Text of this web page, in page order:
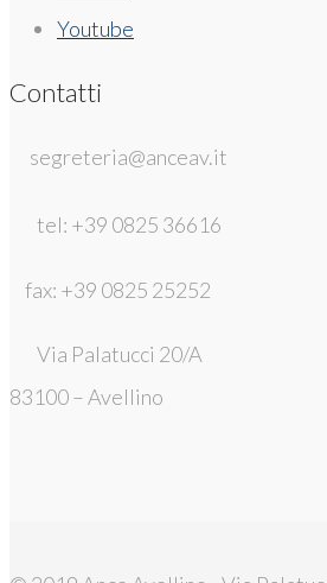
Youtube
Contatti
segreteria@anceav.it
tel: +39 0825 36616
fax: +39 0825 25252
Via Palatucci 20/A
83100 – Avellino